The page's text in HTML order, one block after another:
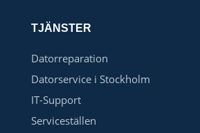
TJÄNSTER
Datorreparation
Datorservice i Stockholm
IT-Support
Serviceställen